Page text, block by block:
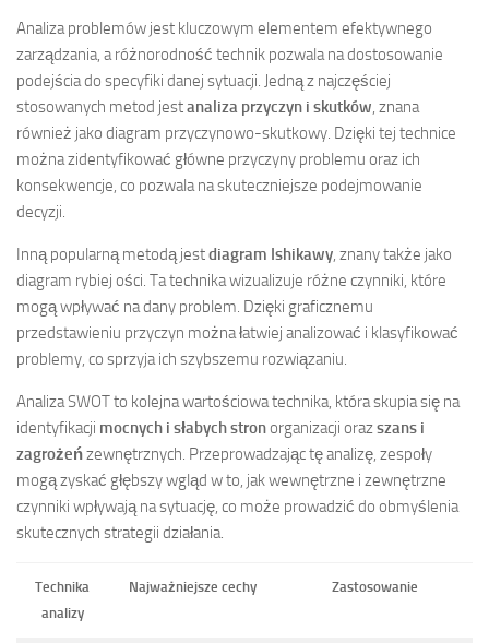
Analiza problemów jest kluczowym elementem efektywnego
zarządzania, a różnorodność technik pozwala na dostosowanie
podejścia do specyfiki danej sytuacji. Jedną z najczęściej
stosowanych metod jestanaliza przyczyn i skutków , znana
również jako diagram przyczynowo-skutkowy. Dzięki tej technice
można zidentyfikować główne przyczyny problemu oraz ich
konsekwencje, co pozwala na skuteczniejsze podejmowanie
decyzji.
Inną popularną metodą jestdiagram Ishikawy , znany także jako
diagram rybiej ości. Ta technika wizualizuje różne czynniki, które
mogą wpływać na dany problem. Dzięki graficznemu
przedstawieniu przyczyn można łatwiej analizować i klasyfikować
problemy, co sprzyja ich szybszemu rozwiązaniu.
Analiza SWOT to kolejna wartościowa technika, która skupia się na
identyfikacji mocnych i słabych stronorganizacji orazszans i
zagrożeńzewnętrznych. Przeprowadzając tę analizę, zespoły
mogą zyskać głębszy wgląd w to, jak wewnętrzne i zewnętrzne
czynniki wpływają na sytuację, co może prowadzić do obmyślenia
skutecznych strategii działania.
Technika
analizy
Najważniejsze cechy Zastosowanie